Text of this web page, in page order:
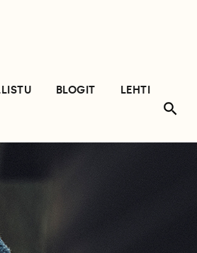
BLOGIT
LEHTI